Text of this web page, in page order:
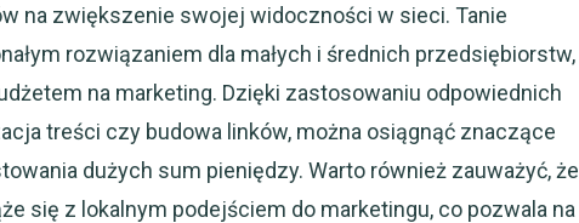
na zwiększenie swojej widoczności w sieci. Tanie
rozwiązaniem dla małych i średnich przedsiębiorstw,
na marketing. Dzięki zastosowaniu odpowiednich
treści czy budowa linków, można osiągnąć znaczące
dużych sum pieniędzy. Warto również zauważyć, że
się z lokalnym podejściem do marketingu, co pozwala na